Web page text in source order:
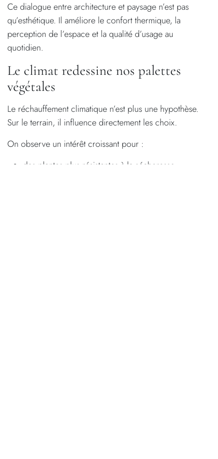
Ce dialogue entre architecture et paysage n’est pas
qu’esthétique. Il améliore le confort thermique, la
perception de l’espace et la qualité d’usage au
quotidien.
Le climat redessine nos palettes
végétales
Le réchauffement climatique n’est plus une hypothèse.
Sur le terrain, il influence directement les choix.
On observe un intérêt croissant pour :
des plantes plus résistantes à la sécheresse,